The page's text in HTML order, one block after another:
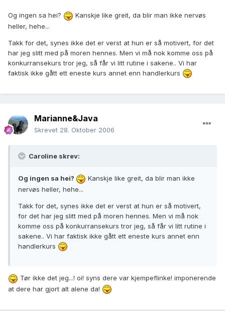
Og ingen sa hei?
Kanskje like greit, da blir man ikke nervøs
heller, hehe...
Takk for det, synes ikke det er verst at hun er så motivert, for det
har jeg slitt med på moren hennes. Men vi må nok komme oss på
konkurransekurs tror jeg, så får vi litt rutine i sakene.. Vi har
faktisk ikke gått ett eneste kurs annet enn handlerkurs
Marianne&Java
Skrevet 28. Oktober 2006
Caroline skrev:
Og ingen sa hei?
Kanskje like greit, da blir man ikke
nervøs heller, hehe...
Takk for det, synes ikke det er verst at hun er så motivert,
for det har jeg slitt med på moren hennes. Men vi må nok
komme oss på konkurransekurs tror jeg, så får vi litt rutine i
sakene.. Vi har faktisk ikke gått ett eneste kurs annet enn
handlerkurs
Tør ikke det jeg...! oi! syns dere var kjempeflinke! imponerende
at dere har gjort alt alene da!